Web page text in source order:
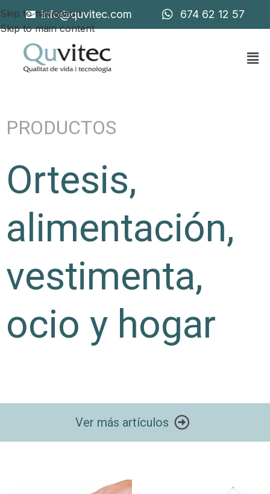
Skip to navigation
Skip to main content
info@quvitec.com 674 62 12 57
PRODUCTOS
Ortesis,
alimentación,
vestimenta,
ocio y hogar
Ver más artículos